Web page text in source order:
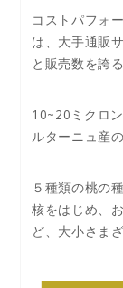
コストパフォ
は、大手通販
と販売数を誇
10~20ミクロ
ルターニュ産
５種類の桃の
核をはじめ、
ど、大小さま